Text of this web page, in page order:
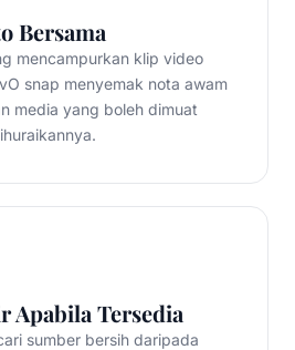
Bersama
mencampurkan klip video
snap menyemak nota awam
media yang boleh dimuat
Apabila Tersedia
sumber bersih daripada